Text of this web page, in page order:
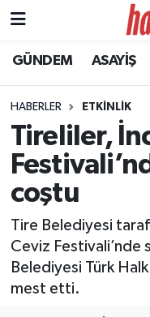
GÜNDEM ASAYİŞ
HABERLER ETKİNLİK
Tireliler,
coştu
Tire Belediyesi
Ceviz Festivali’nde
Belediyesi Türk
mest etti.
Tire Nöbetçi
Tire Hava
Tire Trafik
Süper Lig Puan
Tüm Manşetler
Son Dakika